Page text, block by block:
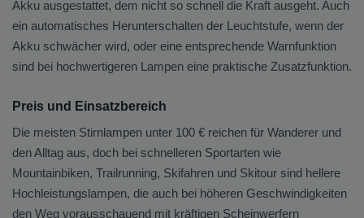
Akku ausgestattet, dem nicht so schnell die Kraft ausgeht. Auch
ein automatisches Herunterschalten der Leuchtstufe, wenn der
Akku schwächer wird, oder eine entsprechende Warnfunktion
sind bei hochwertigeren Lampen eine praktische Zusatzfunktion.
Preis und Einsatzbereich
Die meisten Stirnlampen unter 100 € reichen für Wanderer und
den Alltag aus, doch bei schnelleren Sportarten wie
Mountainbiken, Trailrunning, Skifahren und Skitour sind hellere
Hochleistungslampen, die auch bei höheren Geschwindigkeiten
den Weg vorausschauend mit kräftigen Scheinwerfern